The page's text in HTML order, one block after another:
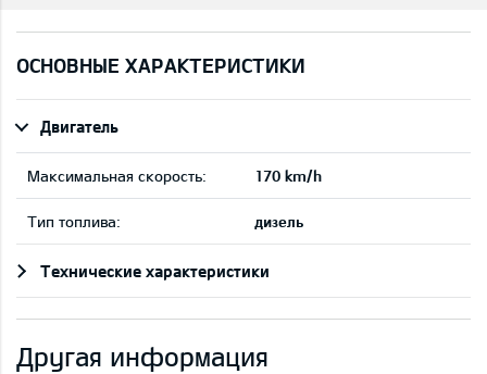
ОСНОВНЫЕ ХАРАКТЕРИСТИКИ
Двигатель
Максимальная скорость: 170 km/h
Тип топлива: дизель
Технические характеристики
Другая информация